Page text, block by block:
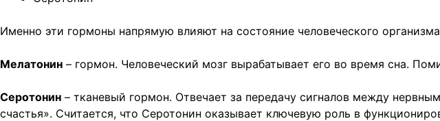
Именно эти гормоны напрямую влияют на состояние человеческого
Мелатонин – гормон. Человеческий мозг вырабатывает его во время сна.
Серотонин – тканевый гормон. Отвечает за передачу сигналов между
счастья». Считается, что Серотонин оказывает ключевую роль в